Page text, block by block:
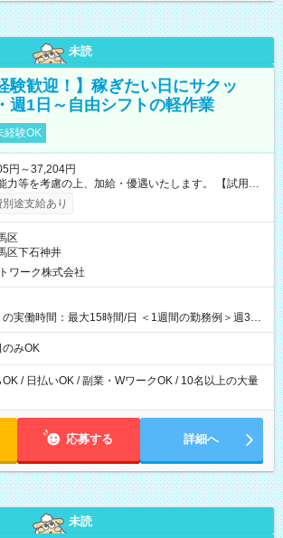
未読
験歓迎！】稼ぎたい日にサクッ
週1日～自由シフトの軽作業
経験OK
円～37,204円
等を考慮の上、加給・優遇いたします。 【試用期
間なし
途支給あり
区
区下石神井
ワーク株式会社
の実働時間：最大15時間/日 ＜1週間の勤務例＞週3回
水・金 休み：火・木・土・日 好きな時にお仕事
に勤務し みOK
/ 日払いOK / 副業・WワークOK / 10名以上の大量
応募する 詳細へ
未読